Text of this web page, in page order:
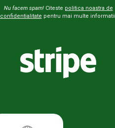
Nu facem spam!Citeste politica noastra de
confidentialitate pentru mai multe